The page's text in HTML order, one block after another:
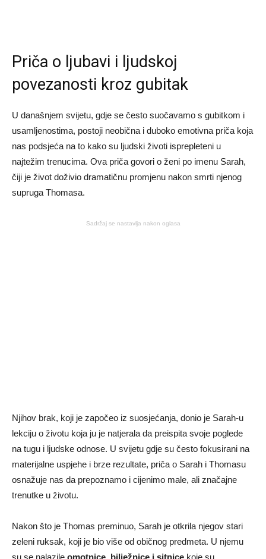
Priča o ljubavi i ljudskoj
povezanosti kroz gubitak
U današnjem svijetu, gdje se često suočavamo s gubitkom i
usamljenostima, postoji neobična i duboko emotivna priča koja
nas podsjeća na to kako su ljudski životi isprepleteni u
najtežim trenucima. Ova priča govori o ženi po imenu Sarah,
čiji je život doživio dramatičnu promjenu nakon smrti njenog
supruga Thomasa.
Sadržaj se nastavlja nakon oglasa
Njihov brak, koji je započeo iz suosjećanja, donio je Sarah-u
lekciju o životu koja ju je natjerala da preispita svoje poglede
na tugu i ljudske odnose. U svijetu gdje su često fokusirani na
materijalne uspjehe i brze rezultate, priča o Sarah i Thomasu
osnažuje nas da prepoznamo i cijenimo male, ali značajne
trenutke u životu.
Nakon što je Thomas preminuo, Sarah je otkrila njegov stari
zeleni ruksak, koji je bio više od običnog predmeta. U njemu
su se nalazile omotnice, bilježnice i sitnice koje su